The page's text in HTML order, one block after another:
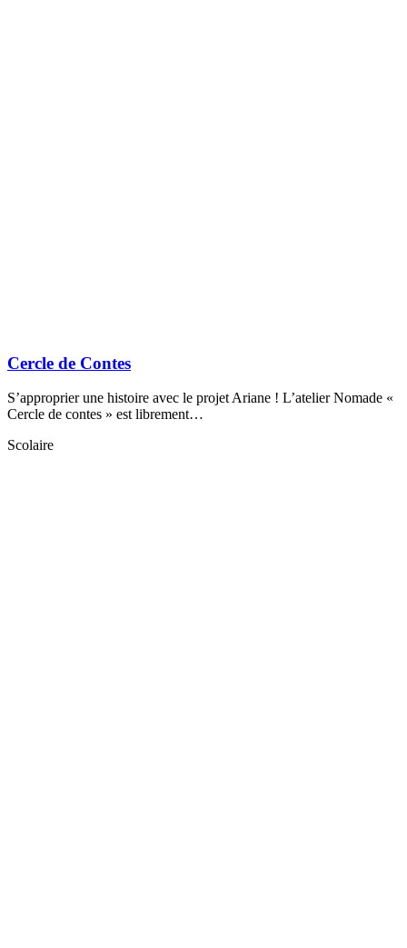
Cercle de Contes
S’approprier une histoire avec le projet Ariane ! L’atelier Nomade «
Cercle de contes » est librement…
Scolaire